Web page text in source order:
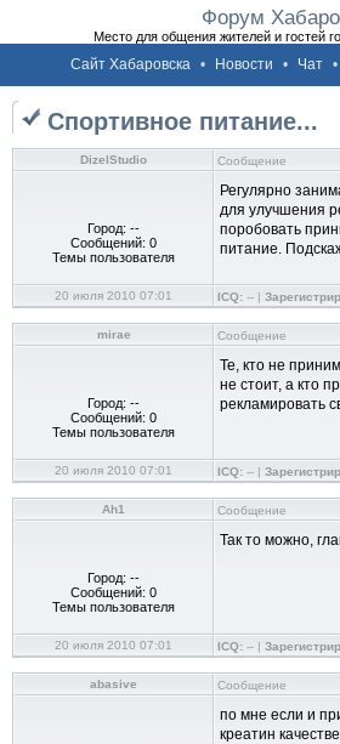
Форум
Место для общения жителей и гостей
Сайт Хабаровска • Новости • Чат •
Спортивное питание...
DizelStudio Сообщение
Город: --
Сообщений: 0
Темы пользователя
Регулярно
для улучшения
поробовать
питание.
20 июля 2010 07:01 ICQ: -- |
mirae Сообщение
Город: --
Сообщений: 0
Темы пользователя
Те, кто не
не стоит, а кто
рекламировать
20 июля 2010 07:01 ICQ: -- |
Ah1 Сообщение
Город: --
Сообщений: 0
Темы пользователя
Так то можно,
20 июля 2010 07:01 ICQ: -- |
abasive Сообщение
по мне если и
креатин